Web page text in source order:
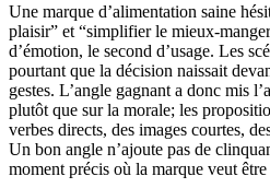
Une marque d’alimentation saine
plaisir” et “simplifier le mieux-
d’émotion, le second d’usage. Les
pourtant que la décision naissait
gestes. L’angle gagnant a donc mis
plutôt que sur la morale; les
verbes directs, des images courtes,
Un bon angle n’ajoute pas de
moment précis où la marque veut être